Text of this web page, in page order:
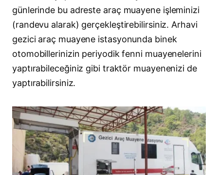
günlerinde bu adreste araç muayene işleminizi
(randevu alarak) gerçekleştirebilirsiniz. Arhavi
gezici araç muayene istasyonunda binek
otomobillerinizin periyodik fenni muayenelerini
yaptırabileceğiniz gibi traktör muayenenizi de
yaptırabilirsiniz.